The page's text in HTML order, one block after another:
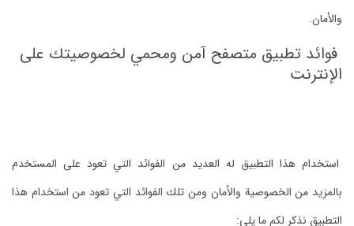
والأمان.
فوائد تطبيق متصفح آمن ومحمي لخصوصيتك على
الإنترنت
استخدام هذا التطبيق له العديد من الفوائد التي تعود على المستخدم
بالمزيد من الخصوصية والأمان ومن تلك الفوائد التي تعود من استخدام هذا
التطبيق نذكر لكم ما يلي: